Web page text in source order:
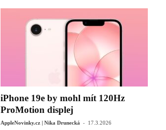
iPhone 19e by mohl mít 120Hz
ProMotion displej
AppleNovinky.cz | Nika Drunecká - 17.3.2026